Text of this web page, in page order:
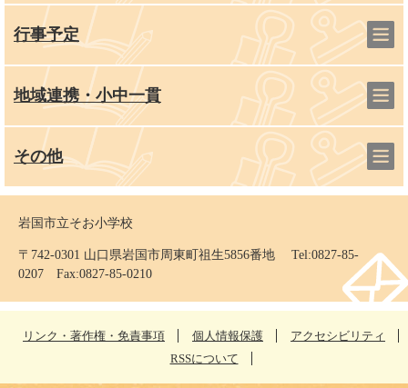
行事予定
地域連携・小中一貫
その他
岩国市立そお小学校
〒742-0301 山口県岩国市周東町祖生5856番地 Tel:0827-85-
0207 Fax:0827-85-0210
リンク・著作権・免責事項 個人情報保護
アクセシビリティ
RSSについて